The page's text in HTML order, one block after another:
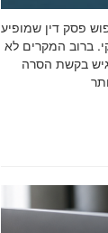
החיפוש פסק דין שמופיע
ברוב המקרים לא
בקשת הסרה